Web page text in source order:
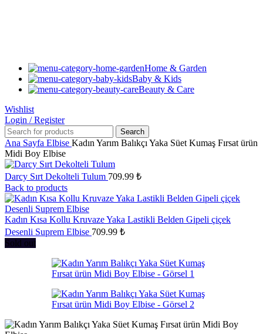
Home & Garden
Baby & Kids
Beauty & Care
Wishlist
Login / Register
Search
Ana Sayfa Elbise Kadın Yarım Balıkçı Yaka Süet Kumaş Fırsat ürün
Midi Boy Elbise
Darcy Sırt Dekolteli Tulum 709.99 ₺
Back to products
Kadın Kısa Kollu Kruvaze Yaka Lastikli Belden Gipeli çiçek
Desenli Suprem Elbise 709.99 ₺
Sold out